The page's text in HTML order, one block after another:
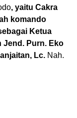
, yaitu Cakra
komando
Ketua
Jend. Purn. Eko
Lc.Nah.